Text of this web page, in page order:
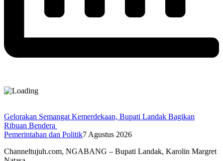
Gelorakan Semangat Kemerdekaan, Bupati Landak Bagikan
Ribuan Bendera
Pemerintahan dan Politik7 Agustus 2026
Channeltujuh.com, NGABANG – Bupati Landak, Karolin Margret